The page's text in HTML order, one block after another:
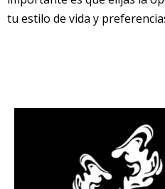
tu estilo de vida y